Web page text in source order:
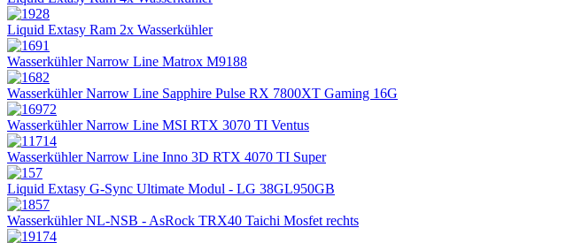
Liquid Extasy Ram 2x Wasserkühler
Wasserkühler Narrow Line Matrox M9188
Wasserkühler Narrow Line Sapphire Pulse RX 7800XT Gaming 16G
Wasserkühler Narrow Line MSI RTX 3070 TI Ventus
Wasserkühler Narrow Line Inno 3D RTX 4070 TI Super
Liquid Extasy G-Sync Ultimate Modul - LG 38GL950GB
Wasserkühler NL-NSB - AsRock TRX40 Taichi Mosfet rechts